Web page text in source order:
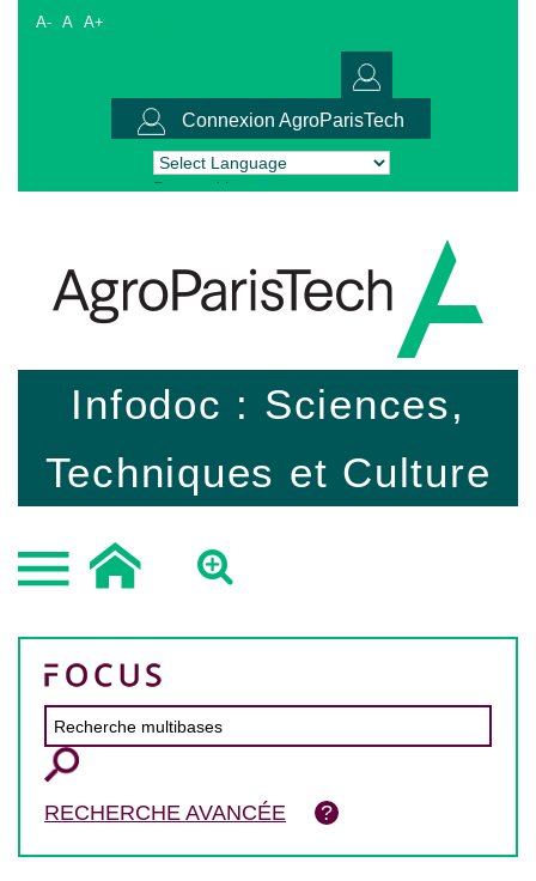
A- A A+
Connexion AgroParisTech
Powered by Translate
Infodoc : Sciences,
Techniques et Culture
RECHERCHE AVANCÉE